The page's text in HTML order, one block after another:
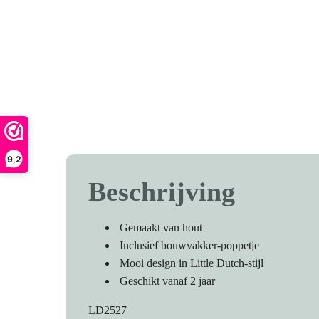
9,2
Beschrijving
Gemaakt van hout
Inclusief bouwvakker-poppetje
Mooi design in Little Dutch-stijl
Geschikt vanaf 2 jaar
LD2527